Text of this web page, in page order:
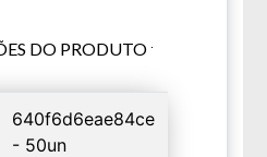
DO PRODUTO
640f6d6eae84ce
- 50un